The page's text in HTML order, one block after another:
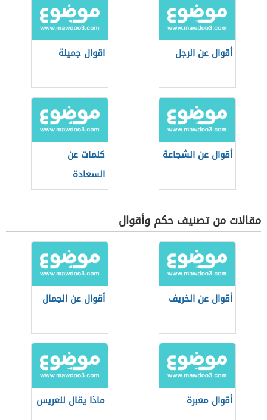
أقوال عن الرجل اقوال جميلة
أقوال عن الشجاعة
كلمات عن
السعادة
مقالات من تصنيف حكم وأقوال
أقوال عن الخريف أقوال عن الجمال
أقوال معبرة ماذا يقال للعريس